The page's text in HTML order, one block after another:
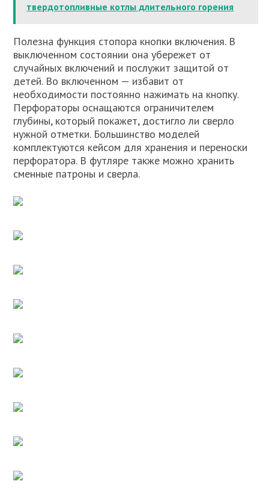
твердотопливные котлы длительного горения
Полезна функция стопора кнопки включения. В
выключенном состоянии она убережет от
случайных включений и послужит защитой от
детей. Во включенном — избавит от
необходимости постоянно нажимать на кнопку.
Перфораторы оснащаются ограничителем
глубины, который покажет, достигло ли сверло
нужной отметки. Большинство моделей
комплектуются кейсом для хранения и переноски
перфоратора. В футляре также можно хранить
сменные патроны и сверла.